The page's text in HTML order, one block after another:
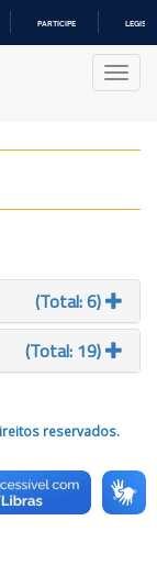
PARTICIPE
(Total: 6)
(Total: 19)
reservados.